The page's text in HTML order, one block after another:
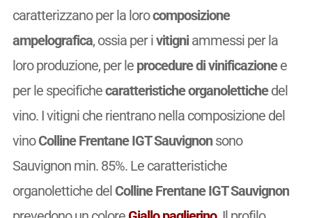
caratterizzano per la lorocomposizione
ampelografica, ossia per ivitigniammessi per la
loro produzione, per le procedure di vinificazionee
per le specifichecaratteristiche organolettichedel
vino. I vitigni che rientrano nella composizione del
vinoColline Frentane IGT Sauvignonsono
Sauvignon min. 85%. Le caratteristiche
organolettiche delColline Frentane IGT Sauvignon